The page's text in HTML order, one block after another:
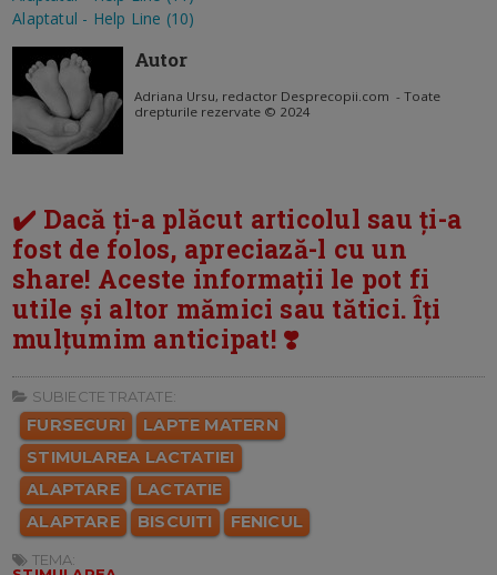
Alaptatul - Help Line (10)
Autor
Adriana Ursu, redactor Desprecopii.com - Toate
drepturile rezervate © 2024
✔️ Dacă ți-a plăcut articolul sau ți-a
fost de folos, apreciază-l cu un
share! Aceste informații le pot fi
utile și altor mămici sau tătici. Îți
mulțumim anticipat! ❣️
SUBIECTE TRATATE:
FURSECURI
LAPTE MATERN
STIMULAREA LACTATIEI
ALAPTARE
LACTATIE
ALAPTARE
BISCUITI FENICUL
TEMA: